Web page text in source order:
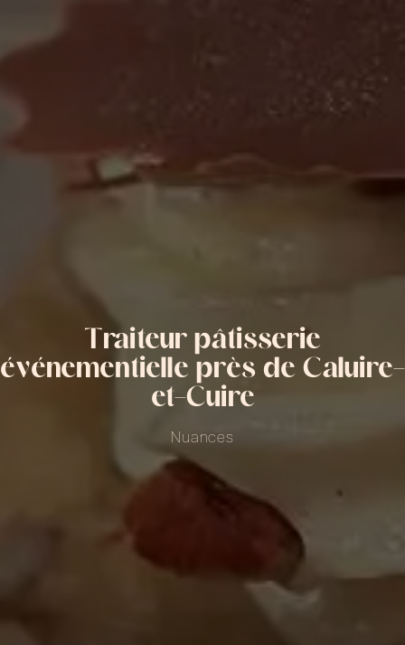
Traiteur pâtisserie
événementielle près de Caluire-
et-Cuire
Nuances